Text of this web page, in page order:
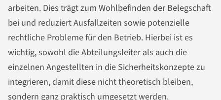
arbeiten. Dies trägt zum Wohlbefinden der Belegschaft
bei und reduziert Ausfallzeiten sowie potenzielle
rechtliche Probleme für den Betrieb. Hierbei ist es
wichtig, sowohl die Abteilungsleiter als auch die
einzelnen Angestellten in die Sicherheitskonzepte zu
integrieren, damit diese nicht theoretisch bleiben,
sondern ganz praktisch umgesetzt werden.